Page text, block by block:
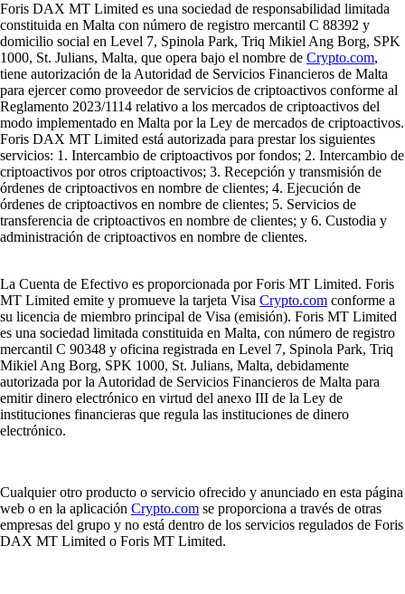
Foris DAX MT Limited es una sociedad de responsabilidad limitada
constituida en Malta con número de registro mercantil C 88392 y
domicilio social en Level 7, Spinola Park, Triq Mikiel Ang Borg, SPK
1000, St. Julians, Malta, que opera bajo el nombre de Crypto.com,
tiene autorización de la Autoridad de Servicios Financieros de Malta
para ejercer como proveedor de servicios de criptoactivos conforme al
Reglamento 2023/1114 relativo a los mercados de criptoactivos del
modo implementado en Malta por la Ley de mercados de criptoactivos.
Foris DAX MT Limited está autorizada para prestar los siguientes
servicios: 1. Intercambio de criptoactivos por fondos; 2. Intercambio de
criptoactivos por otros criptoactivos; 3. Recepción y transmisión de
órdenes de criptoactivos en nombre de clientes; 4. Ejecución de
órdenes de criptoactivos en nombre de clientes; 5. Servicios de
transferencia de criptoactivos en nombre de clientes; y 6. Custodia y
administración de criptoactivos en nombre de clientes.
La Cuenta de Efectivo es proporcionada por Foris MT Limited. Foris
MT Limited emite y promueve la tarjeta Visa Crypto.com conforme a
su licencia de miembro principal de Visa (emisión). Foris MT Limited
es una sociedad limitada constituida en Malta, con número de registro
mercantil C 90348 y oficina registrada en Level 7, Spinola Park, Triq
Mikiel Ang Borg, SPK 1000, St. Julians, Malta, debidamente
autorizada por la Autoridad de Servicios Financieros de Malta para
emitir dinero electrónico en virtud del anexo III de la Ley de
instituciones financieras que regula las instituciones de dinero
electrónico.
Cualquier otro producto o servicio ofrecido y anunciado en esta página
web o en la aplicación Crypto.com se proporciona a través de otras
empresas del grupo y no está dentro de los servicios regulados de Foris
DAX MT Limited o Foris MT Limited.